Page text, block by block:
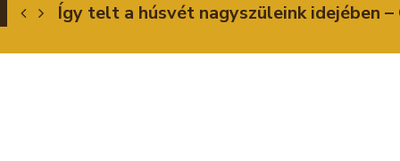
Így telt a húsvét nagyszüleink idejében –